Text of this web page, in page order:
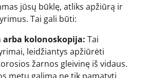
jūsų būklę, atliks apžiūrą ir
Tai gali būti:
arba kolonoskopija: Tai
leidžiantys apžiūrėti
žarnos gleivinę iš vidaus.